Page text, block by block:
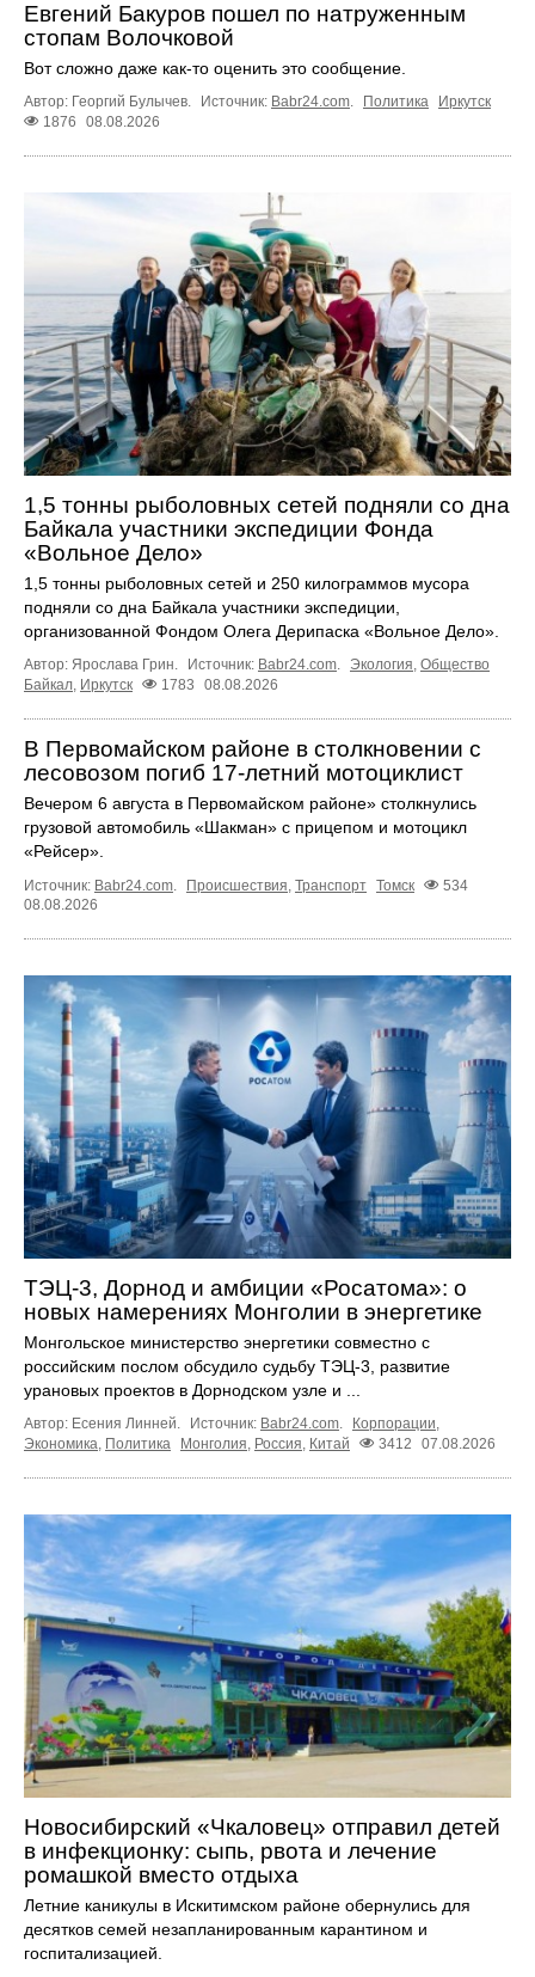
Евгений Бакуров пошел по натруженным
стопам Волочковой
Вот сложно даже как-то оценить это сообщение.
Автор: Георгий Булычев. Источник: Babr24.com. Политика
Иркутск
1876
08.08.2026
1,5 тонны рыболовных сетей подняли со дна
Байкала участники экспедиции Фонда
«Вольное Дело»
1,5 тонны рыболовных сетей и 250 килограммов мусора
подняли со дна Байкала участники экспедиции,
организованной Фондом Олега Дерипаска «Вольное Дело».
Автор: Ярослава Грин. Источник: Babr24.com. Экология, Общество
Байкал, Иркутск 1783 08.08.2026
В Первомайском районе в столкновении с
лесовозом погиб 17-летний мотоциклист
Вечером 6 августа в Первомайском районе» столкнулись
грузовой автомобиль «Шакман» с прицепом и мотоцикл
«Рейсер».
Источник: Babr24.com. Происшествия, Транспорт Томск
534
08.08.2026
ТЭЦ-3, Дорнод и амбиции «Росатома»: о
новых намерениях Монголии в энергетике
Монгольское министерство энергетики совместно с
российским послом обсудило судьбу ТЭЦ‑3, развитие
урановых проектов в Дорнодском узле и ...
Автор: Есения Линней. Источник: Babr24.com Корпорации
Экономика, Политика Монголия, Россия, Китай 3412 07.08.2026
Новосибирский «Чкаловец» отправил детей
в инфекционку: сыпь, рвота и лечение
ромашкой вместо отдыха
Летние каникулы в Искитимском районе обернулись для
десятков семей незапланированным карантином и
госпитализацией.